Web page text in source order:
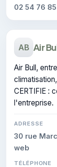
02 54 76 85
AB Air
Air Bull,
CERTIFIE :
l'entreprise.
ADRESSE
30 rue
web
TÉLÉPHONE